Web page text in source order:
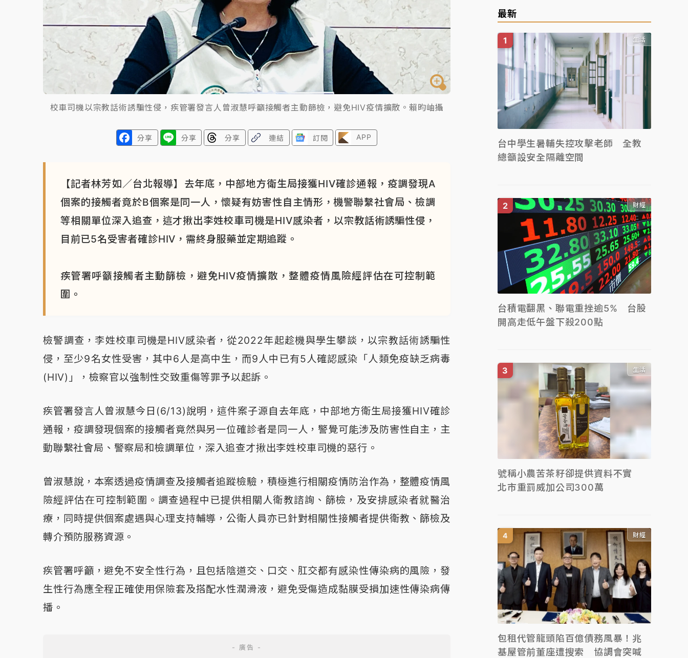
校車司機以宗教話術誘騙性侵，疾管署發言人曾淑慧呼籲接觸者主動篩檢，避免HIV疫情擴散。賴昀岫攝
分享 分享 分享 連結 訂閱 APP
【記者林芳如／台北報導】去年底，中部地方衛生局接獲HIV確診通報，疫調發現A
個案的接觸者竟於B個案是同一人，懷疑有妨害性自主情形，機警聯繫社會局、檢調
等相關單位深入追查，這才揪出李姓校車司機是HIV感染者，以宗教話術誘騙性侵，
目前已5名受害者確診HIV，需終身服藥並定期追蹤。
疾管署呼籲接觸者主動篩檢，避免HIV疫情擴散，整體疫情風險經評估在可控制範
圍。
檢警調查，李姓校車司機是HIV感染者，從2022年起趁機與學生攀談，以宗教話術誘騙性
侵，至少9名女性受害，其中6人是高中生，而9人中已有5人確認感染「人類免疫缺乏病毒
(HIV)」，檢察官以強制性交致重傷等罪予以起訴。
疾管署發言人曾淑慧今日(6/13)說明，這件案子源自去年底，中部地方衛生局接獲HIV確診
通報，疫調發現個案的接觸者竟然與另一位確診者是同一人，警覺可能涉及防害性自主，主
動聯繫社會局、警察局和檢調單位，深入追查才揪出李姓校車司機的惡行。
曾淑慧說，本案透過疫情調查及接觸者追蹤檢驗，積極進行相關疫情防治作為，整體疫情風
險經評估在可控制範圍。調查過程中已提供相關人衛教諮詢、篩檢，及安排感染者就醫治
療，同時提供個案處遇與心理支持輔導，公衛人員亦已針對相關性接觸者提供衛教、篩檢及
轉介預防服務資源。
疾管署呼籲，避免不安全性行為，且包括陰道交、口交、肛交都有感染性傳染病的風險，發
生性行為應全程正確使用保險套及搭配水性潤滑液，避免受傷造成黏膜受損加速性傳染病傳
播。
最新
生活
台中學生暑輔失控攻擊老師 全教
總籲設安全隔離空間
財經
台積電翻黑、聯電重挫逾5% 台股
開高走低午盤下殺200點
生活
號稱小農苦茶籽卻提供資料不實
北市重罰威加公司300萬
財經
包租代管龍頭陷百億債務風暴！兆
基屋管前董座遭搜索 協調會突喊